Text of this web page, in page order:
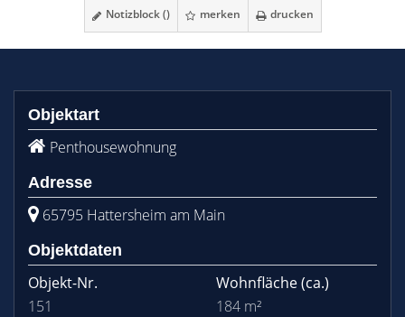
Notizblock () merken drucken
Objektart
Penthousewohnung
Adresse
65795 Hattersheim am Main
Objektdaten
Objekt-Nr.
151
Wohnfläche(ca.)
184 m²